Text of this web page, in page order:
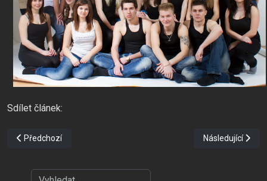
Sdílet článek:
Předchozí článek: Kdo koho pozná (2014)
Předchozí Další článek:
Následující
?